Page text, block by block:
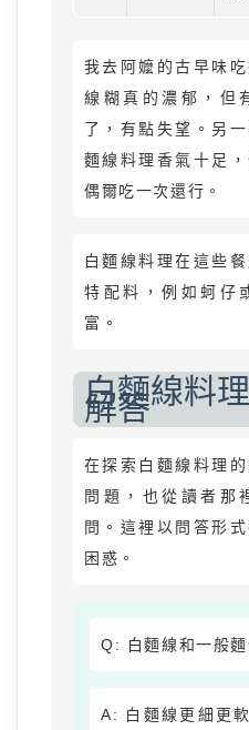
我去阿嬤的古早味
線糊真的濃郁，但
了，有點失望。另
麵線料理香氣十足
偶爾吃一次還行。
白麵線料理在這些
特配料，例如蚵仔
富。
白麵線料
解答
在探索白麵線料理
問題，也從讀者那
問。這裡以問答形
困惑。
Q: 白麵線和一般
A: 白麵線更細更